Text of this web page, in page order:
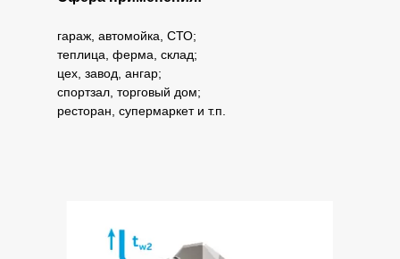
гараж, автомойка, СТО;
теплица, ферма, склад;
цех, завод, ангар;
спортзал, торговый дом;
ресторан, супермаркет и т.п.